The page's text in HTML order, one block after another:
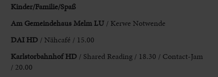
Kinder/Familie/Spaß
Am Gemeindehaus Melm LU / Kerwe Notwende
DAI HD / Nähcafé / 15.00
Karlstorbahnhof HD / Shared Reading / 18.30 / Contact-Jam
/ 20.00